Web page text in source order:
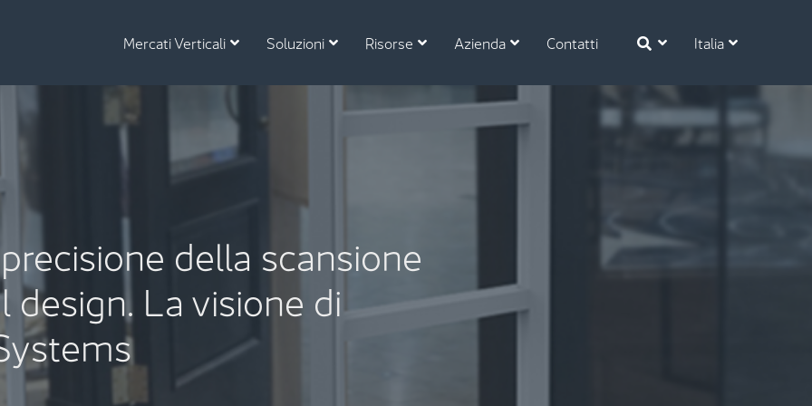
Mercati Verticali Soluzioni Risorse Azienda Contatti Italia
della scansione
La visione di